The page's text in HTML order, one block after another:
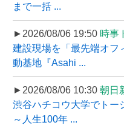
まで一括 ...
►2026/08/06 19:50 時事
建設現場を「最先端オフ
動基地『Asahi ...
►2026/08/06 10:30 朝日
渋谷ハチコウ大学でトー
～人生100年 ...